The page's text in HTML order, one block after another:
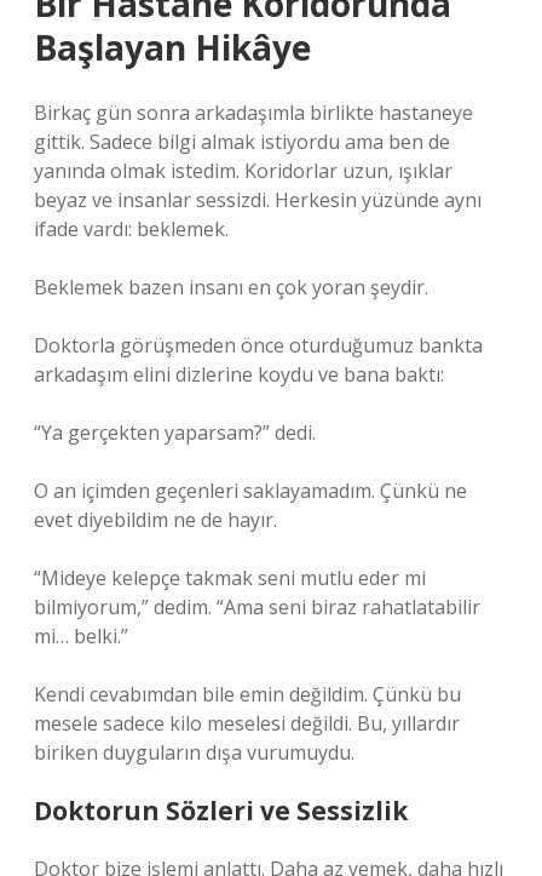
Başlayan Hikâye
Birkaç gün sonra arkadaşımla birlikte hastaneye
gittik. Sadece bilgi almak istiyordu ama ben de
yanında olmak istedim. Koridorlar uzun, ışıklar
beyaz ve insanlar sessizdi. Herkesin yüzünde aynı
ifade vardı: beklemek.
Beklemek bazen insanı en çok yoran şeydir.
Doktorla görüşmeden önce oturduğumuz bankta
arkadaşım elini dizlerine koydu ve bana baktı:
“Ya gerçekten yaparsam?” dedi.
O an içimden geçenleri saklayamadım. Çünkü ne
evet diyebildim ne de hayır.
“Mideye kelepçe takmak seni mutlu eder mi
bilmiyorum,” dedim. “Ama seni biraz rahatlatabilir
mi… belki.”
Kendi cevabımdan bile emin değildim. Çünkü bu
mesele sadece kilo meselesi değildi. Bu, yıllardır
biriken duyguların dışa vurumuydu.
Doktorun Sözleri ve Sessizlik
Doktor bize işlemi anlattı. Daha az yemek, daha hızlı